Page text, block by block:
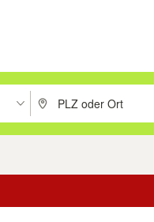
Vorschläge mit den
PLZ oder Ort